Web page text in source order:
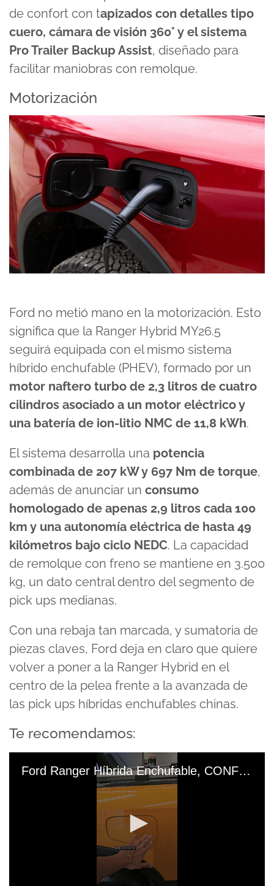
de confort con tapizados con detalles tipo
cuero, cámara de visión 360° y el sistema
Pro Trailer Backup Assist, diseñado para
facilitar maniobras con remolque.
Motorización
Ford no metió mano en la motorización. Esto
significa que la Ranger Hybrid MY26.5
seguirá equipada con el mismo sistema
híbrido enchufable (PHEV), formado por un
motor naftero turbo de 2,3 litros de cuatro
cilindros asociado a un motor eléctrico y
una batería de ion-litio NMC de 11,8 kWh.
El sistema desarrolla una potencia
combinada de 207 kW y 697 Nm de torque,
además de anunciar un consumo
homologado de apenas 2,9 litros cada 100
km y una autonomía eléctrica de hasta 49
kilómetros bajo ciclo NEDC. La capacidad
de remolque con freno se mantiene en 3.500
kg, un dato central dentro del segmento de
pick ups medianas.
Con una rebaja tan marcada, y sumatoria de
piezas claves, Ford deja en claro que quiere
volver a poner a la Ranger Hybrid en el
centro de la pelea frente a la avanzada de
las pick ups híbridas enchufables chinas.
Te recomendamos:
Ford Ranger Híbrida Enchufable, CONFIRMADA EN 2027, ¿La Comprarías #FordRanger #RazaFuerte